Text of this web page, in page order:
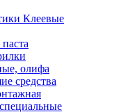
Клеевые
олифа
средства